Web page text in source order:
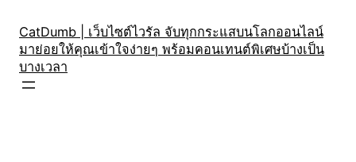
content
CatDumb | เว็บไซต์ไวรัล จับทุกกระแสบนโลกออนไลน์
มาย่อยให้คุณเข้าใจง่ายๆ พร้อมคอนเทนต์พิเศษบ้างเป็น
บางเวลา